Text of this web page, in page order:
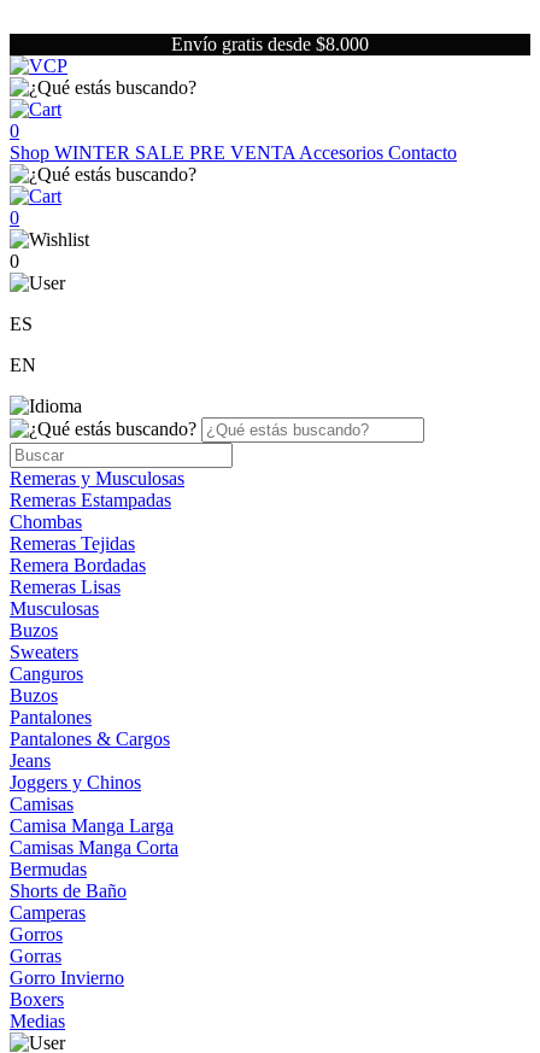
Envío gratis desde $8.000
0
Shop WINTER SALE PRE VENTA Accesorios Contacto
0
0
ES
EN
Remeras y Musculosas
Remeras Estampadas
Chombas
Remeras Tejidas
Remera Bordadas
Remeras Lisas
Musculosas
Buzos
Sweaters
Canguros
Buzos
Pantalones
Pantalones & Cargos
Jeans
Joggers y Chinos
Camisas
Camisa Manga Larga
Camisas Manga Corta
Bermudas
Shorts de Baño
Camperas
Gorros
Gorras
Gorro Invierno
Boxers
Medias